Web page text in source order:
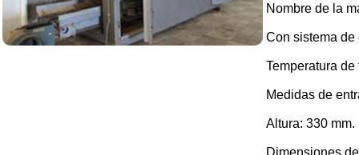
Nombre de la
Con sistema
Temperatura de
Medidas de
Altura: 330 mm.
Dimensiones